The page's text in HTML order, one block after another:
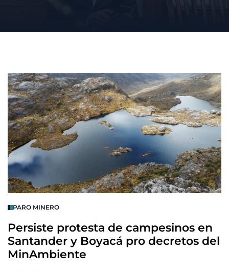
PARO MINERO
Persiste protesta de campesinos en
Santander y Boyacá pro decretos del
MinAmbiente